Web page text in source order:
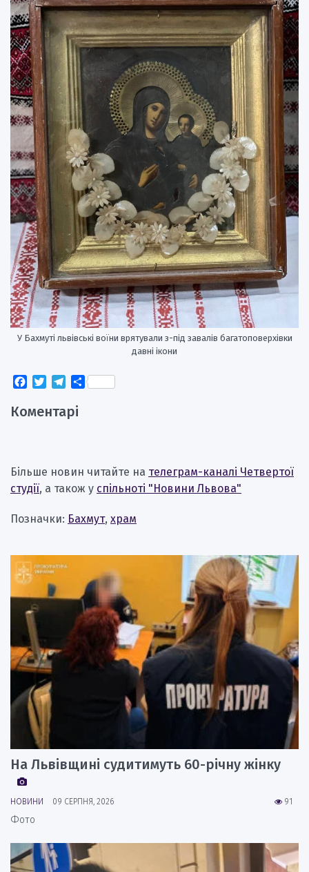
У Бахмуті львівські воїни врятували з-під завалів багатоповерхівки
давні ікони
Facebook
TwitterTelegram
Поділитися
Коментарі
Більше новин читайте на телеграм-каналі Четвертої
студії, а також у спільноті "Новини Львова"
Позначки: Бахмут, храм
На Львівщині судитимуть 60-річну жінку
91
НОВИНИ 09 СЕРПНЯ, 2026
Фото